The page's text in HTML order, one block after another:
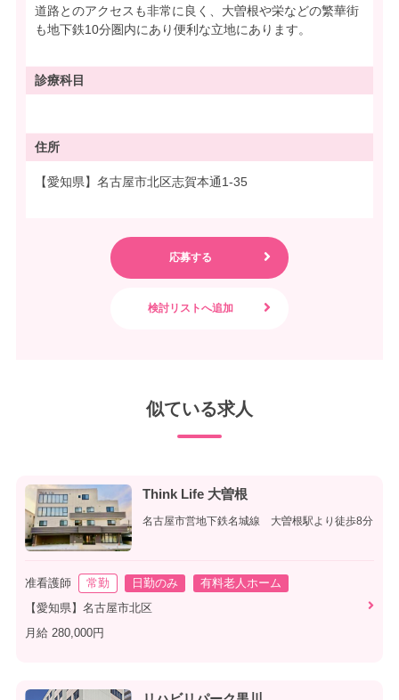
道路とのアクセスも非常に良く、大曽根や栄などの繁華街
も地下鉄10分圏内にあり便利な立地にあります。
診療科目
住所
【愛知県】名古屋市北区志賀本通1-35
似ている求人
Think Life 大曽根
名古屋市営地下鉄名城線 大曽根駅より徒歩8分
准看護師 常勤 日勤のみ
有料老人ホーム
【愛知県】名古屋市北区
月給 280,000円